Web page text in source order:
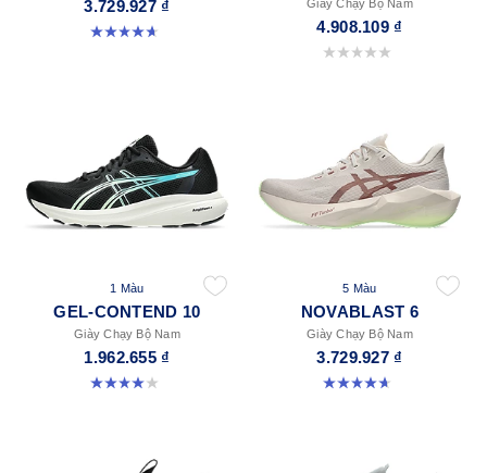
3.729.927 ₫
4.6 trong số 5 sao. 137 đánh giá
Giày Chạy Bộ Nam
4.908.109 ₫
0.0 trong số 5 sao.
1 Màu
GEL-CONTEND 10
Giày Chạy Bộ Nam
1.962.655 ₫
4.0 trong số 5 sao. 2 đánh giá
5 Màu
NOVABLAST 6
Giày Chạy Bộ Nam
3.729.927 ₫
4.6 trong số 5 sao. 137 đánh giá